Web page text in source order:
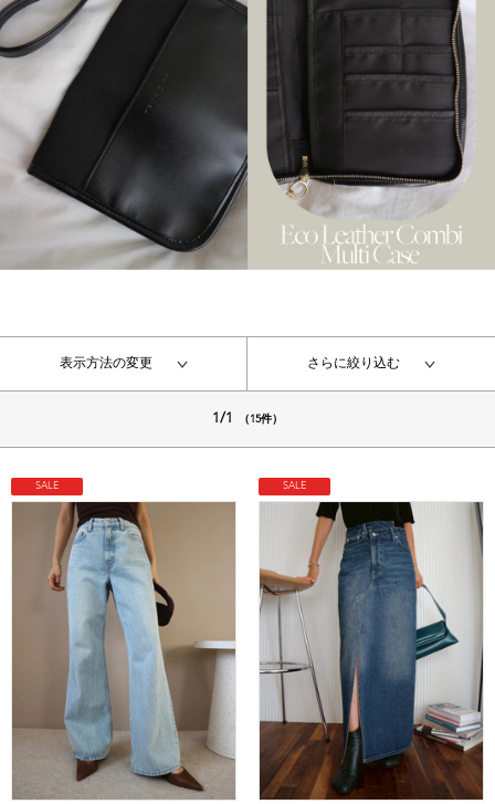
表示方法の変更 さらに絞り込む
1/1 （15件）
SALE SALE